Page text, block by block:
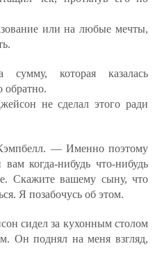
или на любые мечты,
которая казалась
обратно.
не сделал этого ради
— Именно поэтому
когда-нибудь что-нибудь
Скажите вашему сыну, что
Я позабочусь об этом.
сидел за кухонным столом
Он поднял на меня взгляд,